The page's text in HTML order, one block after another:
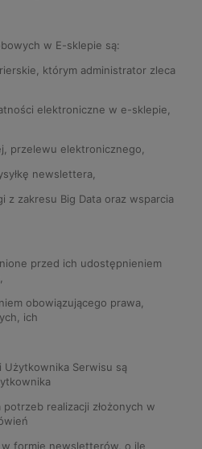
w E-sklepie są:
którym administrator zleca
elektroniczne w e-sklepie,
przelewu elektronicznego,
newslettera,
z zakresu Big Data oraz wsparcia
przed ich udostępnieniem
obowiązującego prawa,
ich
Użytkownika Serwisu są
realizacji złożonych w
w formie newsletterów, o ile